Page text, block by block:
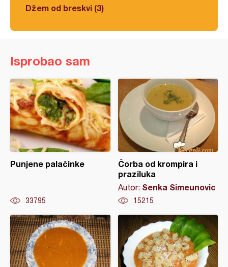
Džem od breskvi (3)
Isprobao sam
Punjene palačinke
33795
Čorba od krompira i
praziluka
Autor: Senka Simeunovic
15215